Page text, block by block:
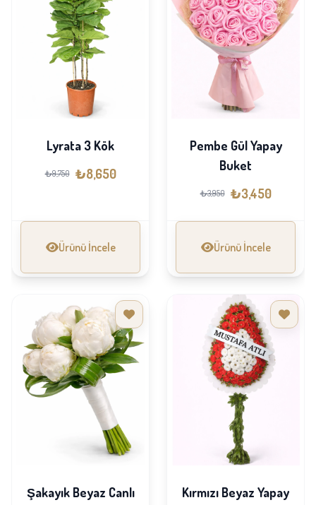
Lyrata 3 Kök
₺9,750 ₺8,650
Ürünü İncele
Pembe Gül Yapay
Buket
₺3,950 ₺3,450
Ürünü İncele
Şakayık Beyaz Canlı
Kırmızı Beyaz Yapay